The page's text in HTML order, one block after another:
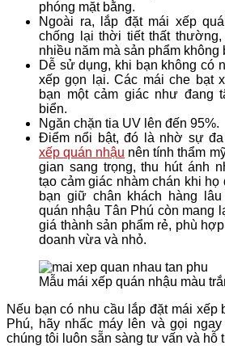
phóng mặt bằng.
Ngoài ra, lắp đặt mái xếp
chống lại thời tiết thất
nhiều năm mà sản phẩm
Dễ sử dụng, khi bạn không có
xếp gọn lại. Các mái che bạt
bạn một cảm giác như đang
biển.
Ngăn chặn tia UV lên đến 95%.
Điểm nổi bật, đó là nhờ sự
xếp quán nhậu nên tính thẩm
gian sang trọng, thu hút ánh
tạo cảm giác nhàm chán khi
bạn giữ chân khách hàng
quán nhậu Tân Phú còn mang
giá thành sản phẩm rẻ, phù
doanh vừa và nhỏ.
Mẫu mái xếp quán nhậu màu
Nếu bạn có nhu cầu lắp đặt mái xếp
Phú, hãy nhấc máy lên và gọi
chúng tôi luôn sẵn sàng tư vấn và hỗ